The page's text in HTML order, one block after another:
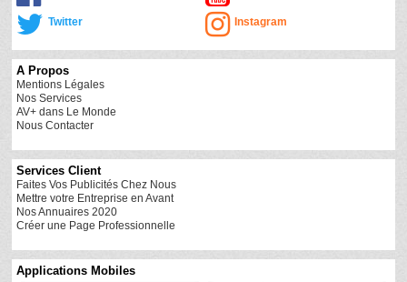
Twitter Instagram
A Propos
Mentions Légales
Nos Services
AV+ dans Le Monde
Nous Contacter
Services Client
Faites Vos Publicités Chez Nous
Mettre votre Entreprise en Avant
Nos Annuaires 2020
Créer une Page Professionnelle
Applications Mobiles